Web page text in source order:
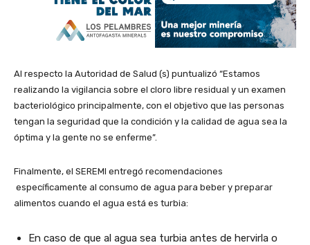
Al respecto la Autoridad de Salud (s) puntualizó “Estamos
realizando la vigilancia sobre el cloro libre residual y un examen
bacteriológico principalmente, con el objetivo que las personas
tengan la seguridad que la condición y la calidad de agua sea la
óptima y la gente no se enferme”.
Finalmente, el SEREMI entregó recomendaciones
específicamente al consumo de agua para beber y preparar
alimentos cuando el agua está es turbia:
En caso de que al agua sea turbia antes de hervirla o